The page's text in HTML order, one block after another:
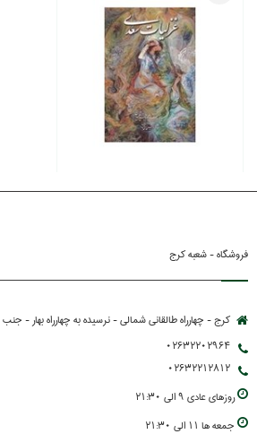
فروشگاه - شعبه کرج
کرج - چهارراه طالقانی شمالی - نرسیده به چهارراه بهار -
02632202964
02632212812
روزهاي عادي 9 الي 21:30
جمعه ها 11 الي 21:30